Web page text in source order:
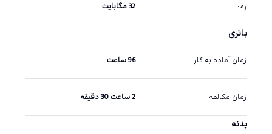
رم: 32 مگابایت
باتری
زمان آماده به کار: 96 ساعت
زمان مکالمه: 2 ساعت 30 دقیقه
بدنه